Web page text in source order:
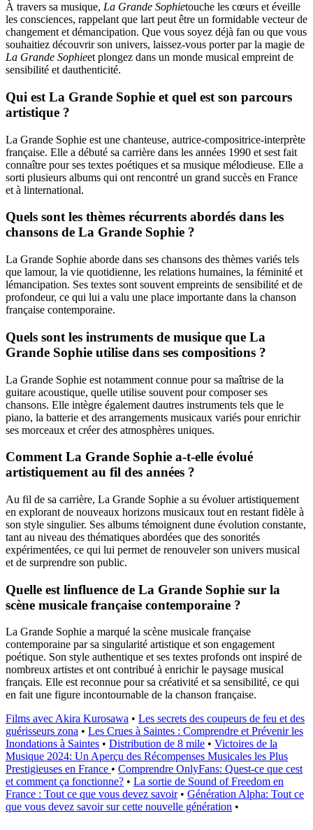
À travers sa musique, La Grande Sophietouche les cœurs et éveille
les consciences, rappelant que lart peut être un formidable vecteur de
changement et démancipation. Que vous soyez déjà fan ou que vous
souhaitiez découvrir son univers, laissez-vous porter par la magie de
La Grande Sophieet plongez dans un monde musical empreint de
sensibilité et dauthenticité.
Qui est La Grande Sophie et quel est son parcours
artistique ?
La Grande Sophie est une chanteuse, autrice-compositrice-interprète
française. Elle a débuté sa carrière dans les années 1990 et sest fait
connaître pour ses textes poétiques et sa musique mélodieuse. Elle a
sorti plusieurs albums qui ont rencontré un grand succès en France
et à linternational.
Quels sont les thèmes récurrents abordés dans les
chansons de La Grande Sophie ?
La Grande Sophie aborde dans ses chansons des thèmes variés tels
que lamour, la vie quotidienne, les relations humaines, la féminité et
lémancipation. Ses textes sont souvent empreints de sensibilité et de
profondeur, ce qui lui a valu une place importante dans la chanson
française contemporaine.
Quels sont les instruments de musique que La
Grande Sophie utilise dans ses compositions ?
La Grande Sophie est notamment connue pour sa maîtrise de la
guitare acoustique, quelle utilise souvent pour composer ses
chansons. Elle intègre également dautres instruments tels que le
piano, la batterie et des arrangements musicaux variés pour enrichir
ses morceaux et créer des atmosphères uniques.
Comment La Grande Sophie a-t-elle évolué
artistiquement au fil des années ?
Au fil de sa carrière, La Grande Sophie a su évoluer artistiquement
en explorant de nouveaux horizons musicaux tout en restant fidèle à
son style singulier. Ses albums témoignent dune évolution constante,
tant au niveau des thématiques abordées que des sonorités
expérimentées, ce qui lui permet de renouveler son univers musical
et de surprendre son public.
Quelle est linfluence de La Grande Sophie sur la
scène musicale française contemporaine ?
La Grande Sophie a marqué la scène musicale française
contemporaine par sa singularité artistique et son engagement
poétique. Son style authentique et ses textes profonds ont inspiré de
nombreux artistes et ont contribué à enrichir le paysage musical
français. Elle est reconnue pour sa créativité et sa sensibilité, ce qui
en fait une figure incontournable de la chanson française.
Films avec Akira Kurosawa • Les secrets des coupeurs de feu et des
guérisseurs zona • Les Crues à Saintes : Comprendre et Prévenir les
Inondations à Saintes • Distribution de 8 mile • Victoires de la
Musique 2024: Un Aperçu des Récompenses Musicales les Plus
Prestigieuses en France • Comprendre OnlyFans: Quest-ce que cest
et comment ça fonctionne? • La sortie de Sound of Freedom en
France : Tout ce que vous devez savoir• Génération Alpha: Tout ce
que vous devez savoir sur cette nouvelle génération •